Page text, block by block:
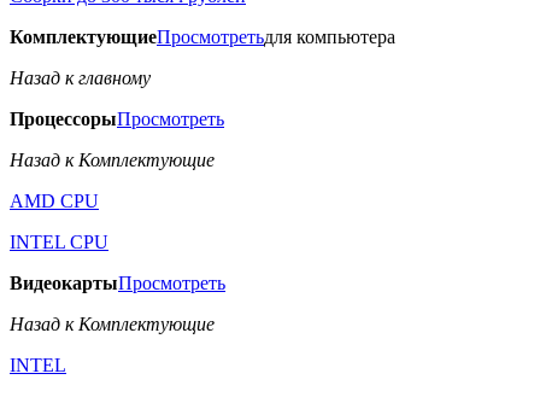
КомплектующиеПросмотретьдля компьютера
Назад к главному
ПроцессорыПросмотреть
Назад к Комплектующие
AMD CPU
INTEL CPU
ВидеокартыПросмотреть
Назад к Комплектующие
INTEL